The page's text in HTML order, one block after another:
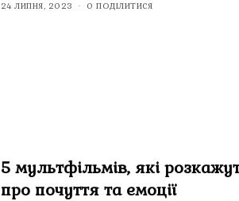
24 ЛИПНЯ, 2023
0 ПОДІЛИТИСЯ
5 мультфільмів, які
про почуття та емоції